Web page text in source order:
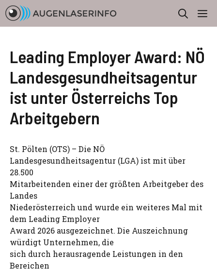
Zum
Inhalt
springen
Leading Employer Award: NÖ
Landesgesundheitsagentur
ist unter Österreichs Top
Arbeitgebern
St. Pölten (OTS) – Die NÖ
Landesgesundheitsagentur (LGA) ist mit über
28.500
Mitarbeitenden einer der größten Arbeitgeber des
Landes
Niederösterreich und wurde ein weiteres Mal mit
dem Leading Employer
Award 2026 ausgezeichnet. Die Auszeichnung
würdigt Unternehmen, die
sich durch herausragende Leistungen in den
Bereichen